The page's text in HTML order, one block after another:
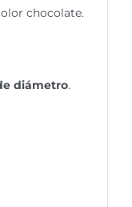
chocolate.
diámetro.